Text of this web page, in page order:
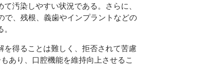
汚染しやすい状況である。さらに、
で、残根、義歯やインプラントなどの
得ることは難しく、拒否されて苦慮
あり、口腔機能を維持向上させるこ